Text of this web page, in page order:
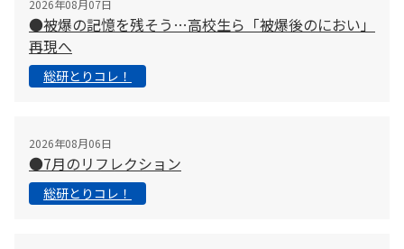
2026年08月07日
●被爆の記憶を残そう…高校生ら「被爆後のにおい」
再現へ
総研とりコレ！
2026年08月06日
●7月のリフレクション
総研とりコレ！